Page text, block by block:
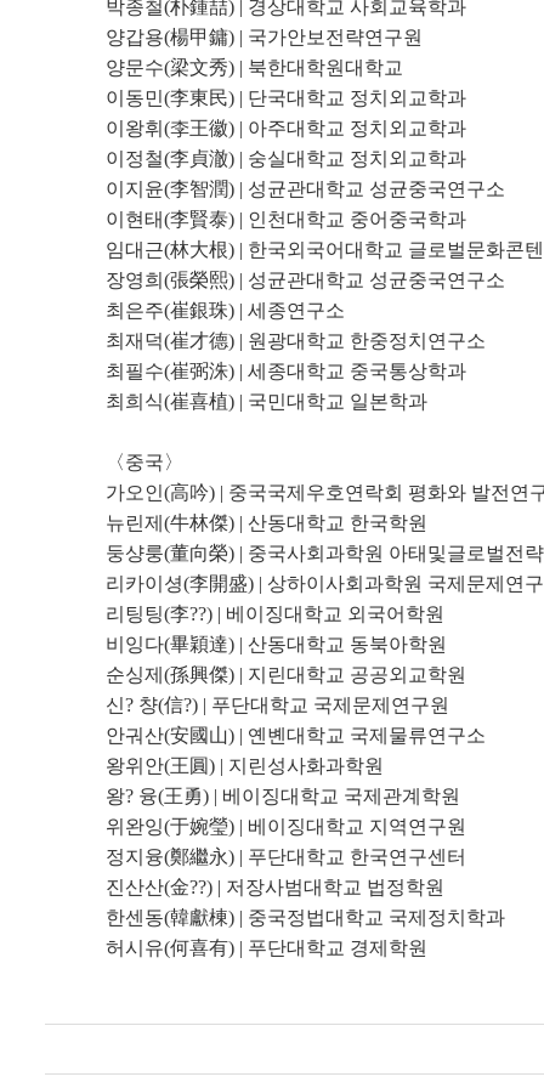
박종철(朴鍾喆) | 경상대학교 사회교육학과
양갑용(楊甲鏞) | 국가안보전략연구원
양문수(梁文秀) | 북한대학원대학교
이동민(李東民) | 단국대학교 정치외교학과
이왕휘(李王徽) | 아주대학교 정치외교학과
이정철(李貞澈) | 숭실대학교 정치외교학과
이지윤(李智潤) | 성균관대학교 성균중국연구소
이현태(李賢泰) | 인천대학교 중어중국학과
임대근(林大根) | 한국외국어대학교 글로벌문화콘
장영희(張榮熙) | 성균관대학교 성균중국연구소
최은주(崔銀珠) | 세종연구소
최재덕(崔才德) | 원광대학교 한중정치연구소
최필수(崔弼洙) | 세종대학교 중국통상학과
최희식(崔喜植) | 국민대학교 일본학과
〈중국〉
가오인(高吟) | 중국국제우호연락회 평화와 발전연
뉴린제(牛林傑) | 산동대학교 한국학원
둥샹룽(董向榮) | 중국사회과학원 아태및글로벌전
리카이셩(李開盛) | 상하이사회과학원 국제문제연
리팅팅(李??) | 베이징대학교 외국어학원
비잉다(畢穎達) | 산동대학교 동북아학원
순싱제(孫興傑) | 지린대학교 공공외교학원
신? 챵(信?) | 푸단대학교 국제문제연구원
안궈산(安國山) | 옌볜대학교 국제물류연구소
왕위안(王圓) | 지린성사화과학원
왕? 융(王勇) | 베이징대학교 국제관계학원
위완잉(于婉瑩) | 베이징대학교 지역연구원
정지융(鄭繼永) | 푸단대학교 한국연구센터
진산산(金??) | 저장사범대학교 법정학원
한센동(韓獻棟) | 중국정법대학교 국제정치학과
허시유(何喜有) | 푸단대학교 경제학원